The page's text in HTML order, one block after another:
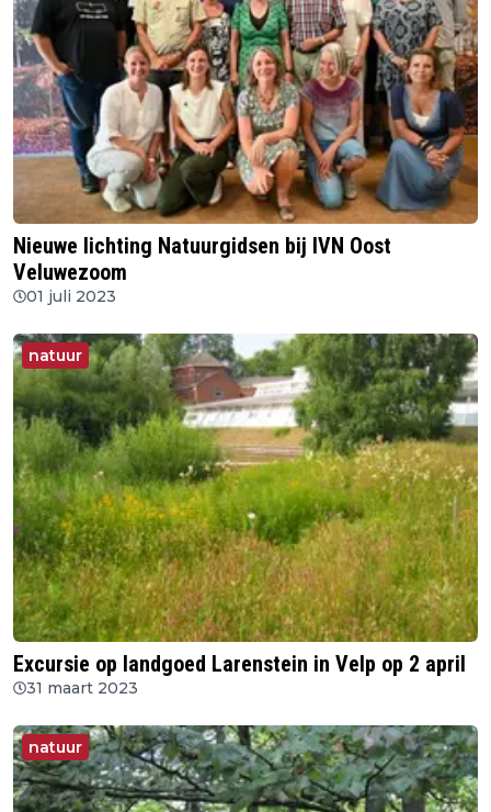
Nieuwe lichting Natuurgidsen bij IVN Oost
Veluwezoom
01 juli 2023
natuur
Excursie op landgoed Larenstein in Velp op 2 april
31 maart 2023
natuur